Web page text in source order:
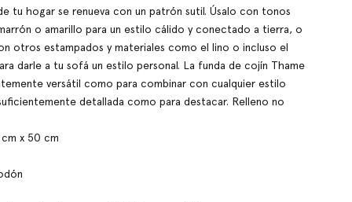
tu hogar se renueva con un patrón sutil. Úsalo con tonos
o amarillo para un estilo cálido y conectado a tierra, o
otros estampados y materiales como el lino o incluso el
darle a tu sofá un estilo personal. La funda de cojín Thame
versátil como para combinar con cualquier estilo
detallada como para destacar. Relleno no
x 50 cm